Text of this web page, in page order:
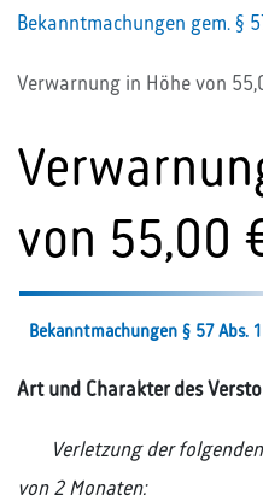
Bekanntmachungen gem. §
Verwarnung in Höhe von
von 55,00
Bekanntmachungen § 57 Abs. 1
Art und Charakter des
Verletzung der
von 2 Monaten: